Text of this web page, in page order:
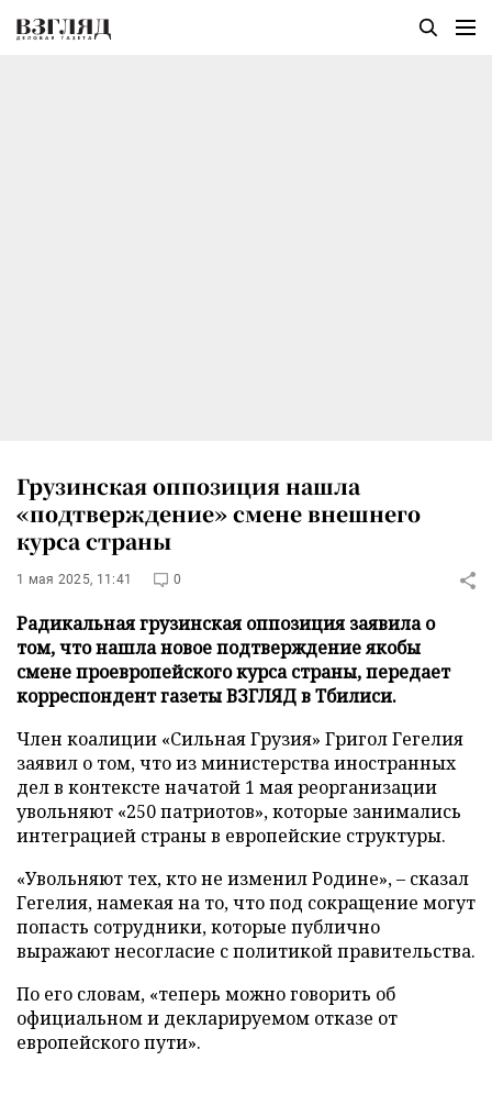
Грузинская оппозиция нашла
«подтверждение» смене внешнего
курса страны
1 мая 2025, 11:41 0
Радикальная грузинская оппозиция заявила о
том, что нашла новое подтверждение якобы
смене проевропейского курса страны, передает
корреспондент газеты ВЗГЛЯД в Тбилиси.
Член коалиции «Сильная Грузия» Григол Гегелия
заявил о том, что из министерства иностранных
дел в контексте начатой 1 мая реорганизации
увольняют «250 патриотов», которые занимались
интеграцией страны в европейские структуры.
«Увольняют тех, кто не изменил Родине», – сказал
Гегелия, намекая на то, что под сокращение могут
попасть сотрудники, которые публично
выражают несогласие с политикой правительства.
По его словам, «теперь можно говорить об
официальном и декларируемом отказе от
европейского пути».